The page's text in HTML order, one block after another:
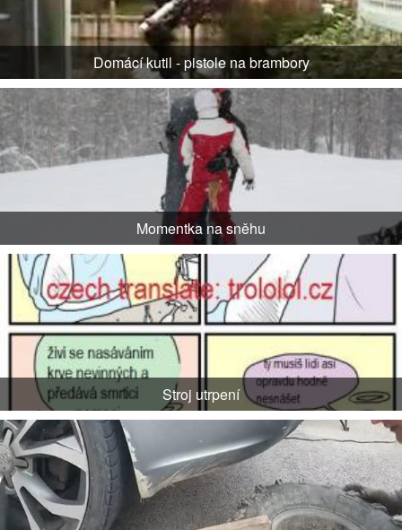
Domácí kutil - pistole na brambory
Momentka na sněhu
Stroj utrpení